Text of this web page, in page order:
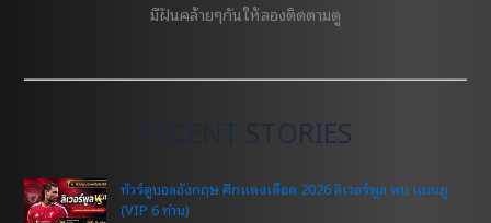
มีฝันคล้ายๆกันให้ลองติดตามดู
RECENT STORIES
ทัวร์ดูบอลอังกฤษ ศึกแดงเดือด 2026 ลิเวอร์พูล พบ แมนยู
(VIP 6 ท่าน)